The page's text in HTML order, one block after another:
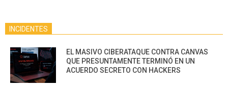
INCIDENTES
EL MASIVO CIBERATAQUE CONTRA CANVAS
QUE PRESUNTAMENTE TERMINÓ EN UN
ACUERDO SECRETO CON HACKERS